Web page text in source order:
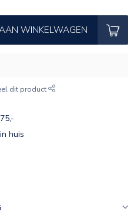
WINKELWAGEN
dit product
in huis